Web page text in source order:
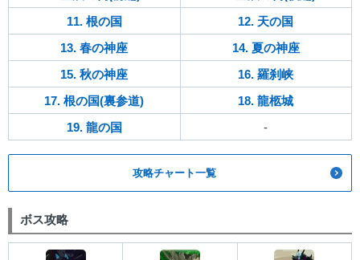
11. 根の国
12. 天の国
13. 春の神座
14. 夏の神座
15. 秋の神座
16. 羅刹峡
17. 根の国(裏参道)
18. 龍柩城
19. 龍の国
-
攻略チャート一覧
ボス攻略